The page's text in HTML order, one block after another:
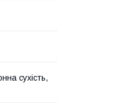
сухість,